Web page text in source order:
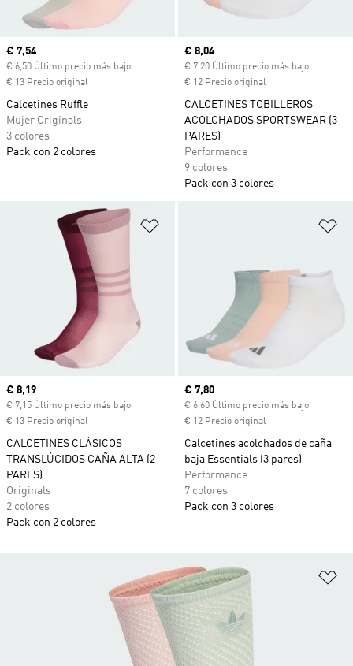
Precio actual
€ 7,54
€ 6,50 Último precio más bajo
€ 13 Precio original
Calcetines Ruffle
Mujer Originals
3 colores
Pack con 2 colores
Precio actual
€ 8,04
€ 7,20 Último precio más bajo
€ 12 Precio original
CALCETINES TOBILLEROS
ACOLCHADOS SPORTSWEAR (3
PARES)
Performance
9 colores
Pack con 3 colores
Precio actual
€ 8,19
€ 7,15 Último precio más bajo
€ 13 Precio original
CALCETINES CLÁSICOS
TRANSLÚCIDOS CAÑA ALTA (2
PARES)
Originals
2 colores
Pack con 2 colores
Precio actual
€ 7,80
€ 6,60 Último precio más bajo
€ 12 Precio original
Calcetines acolchados de caña
baja Essentials (3 pares)
Performance
7 colores
Pack con 3 colores